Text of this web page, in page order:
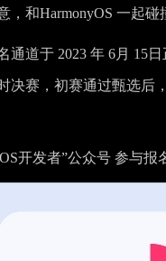
，和HarmonyOS 一起碰
通道于 2023 年 6月 15
决赛，初赛通过甄选后
开发者”公众号 参与报